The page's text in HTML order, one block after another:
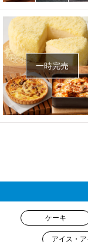
一時完売
ケーキ
アイス・